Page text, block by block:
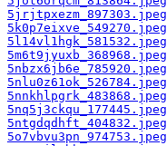
5jrjtpxezm_897303.jpeg
5k0p7eixve_549270.jpeg
5l14vl1hgk_581532.jpeg
5m6t9jyuxb_368968.jpeg
5nbzx6jb6e_785920.jpeg
5nlu0z61ok_526784.jpeg
5nnkhlpgrk_483868.jpeg
5nq5j3ckqu_177445.jpeg
5ntgdqdhft_404832.jpeg
5o7vbvu3pn_974753.jpeg